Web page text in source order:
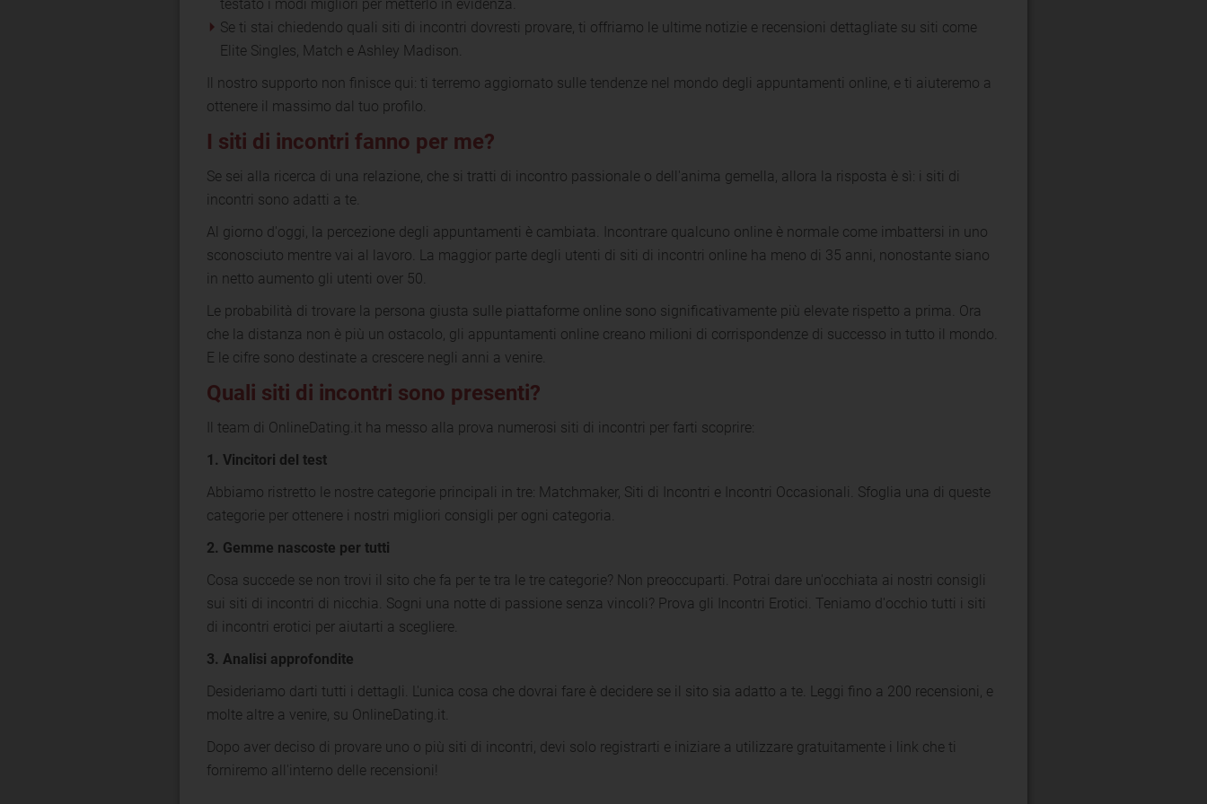
testato i modi migliori per metterlo in evidenza.
Se ti stai chiedendo quali siti di incontri dovresti provare, ti offriamo le ultime notizie e recensioni dettagliate su siti come
Elite Singles, Match e Ashley Madison.
Il nostro supporto non finisce qui: ti terremo aggiornato sulle tendenze nel mondo degli appuntamenti online, e ti aiuteremo a
ottenere il massimo dal tuo profilo.
I siti di incontri fanno per me?
Se sei alla ricerca di una relazione, che si tratti di incontro passionale o dell'anima gemella, allora la risposta è sì: i siti di
incontri sono adatti a te.
Al giorno d'oggi, la percezione degli appuntamenti è cambiata. Incontrare qualcuno online è normale come imbattersi in uno
sconosciuto mentre vai al lavoro. La maggior parte degli utenti di siti di incontri online ha meno di 35 anni, nonostante siano
in netto aumento gli utenti over 50.
Le probabilità di trovare la persona giusta sulle piattaforme online sono significativamente più elevate rispetto a prima. Ora
che la distanza non è più un ostacolo, gli appuntamenti online creano milioni di corrispondenze di successo in tutto il mondo.
E le cifre sono destinate a crescere negli anni a venire.
Quali siti di incontri sono presenti?
Il team di OnlineDating.it ha messo alla prova numerosi siti di incontri per farti scoprire:
1. Vincitori del test
Abbiamo ristretto le nostre categorie principali in tre: Matchmaker, Siti di Incontri e Incontri Occasionali. Sfoglia una di queste
categorie per ottenere i nostri migliori consigli per ogni categoria.
2. Gemme nascoste per tutti
Cosa succede se non trovi il sito che fa per te tra le tre categorie? Non preoccuparti. Potrai dare un'occhiata ai nostri consigli
sui siti di incontri di nicchia. Sogni una notte di passione senza vincoli? Prova gli Incontri Erotici. Teniamo d'occhio tutti i siti
di incontri erotici per aiutarti a scegliere.
3. Analisi approfondite
Desideriamo darti tutti i dettagli. L'unica cosa che dovrai fare è decidere se il sito sia adatto a te. Leggi fino a 200 recensioni, e
molte altre a venire, su OnlineDating.it.
Dopo aver deciso di provare uno o più siti di incontri, devi solo registrarti e iniziare a utilizzare gratuitamente i link che ti
forniremo all'interno delle recensioni!